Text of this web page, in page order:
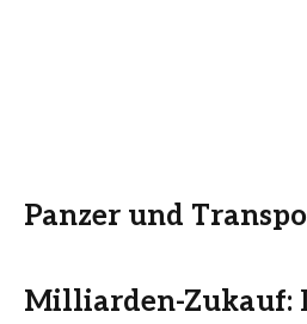
Panzer und
Milliarden-Zukauf: